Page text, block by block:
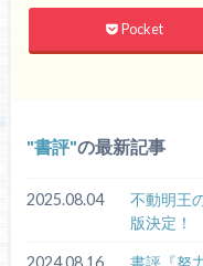
Pocket
書評 の最新記事
2025.08.04
不動明王
版決定！
2024.08.16 書評『努